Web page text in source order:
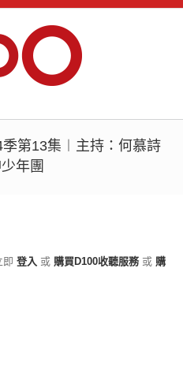
季第13集︱主持：何慕詩
年團
即 登入 或 購買D100收聽服務 或 購